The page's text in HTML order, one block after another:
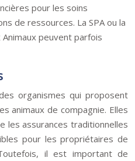
pour les soins
de ressources. La SPA ou la
peuvent parfois
organismes qui proposent
animaux de compagnie. Elles
les assurances traditionnelles
pour les propriétaires de
il est important de